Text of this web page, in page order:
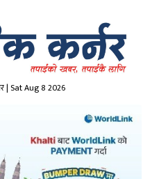
| Sat Aug 8 2026